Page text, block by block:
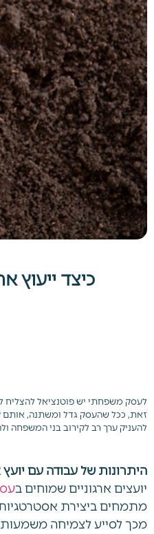
כיצד ייעוץ
לעסק משפחתי יש פוטנציאל להצליח
זאת, ככל שהעסק גדל ומשתנה, אותם
להעניק ערך רב לקירוב בני המשפחה
היתרונות של עבודה עם יועץ
יועצים ארגוניים שמוחים ב
מתמחים ביצירת
מכך לסייע לצמיחה